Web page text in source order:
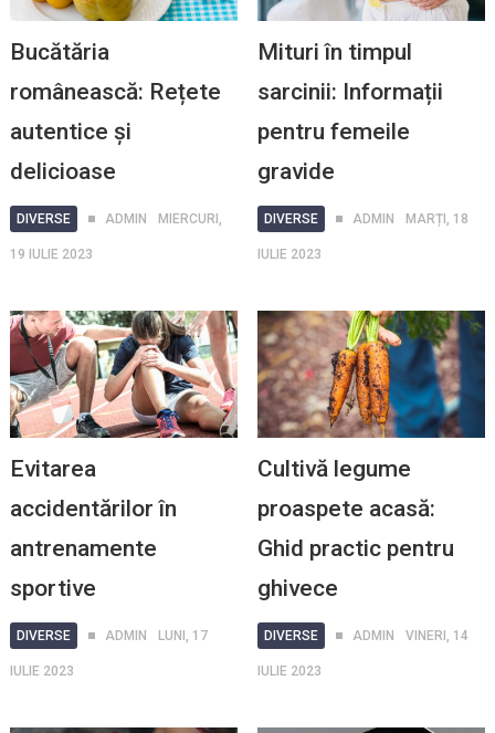
Bucătăria
românească: Rețete
autentice și
delicioase
DIVERSE ADMIN MIERCURI,
19 IULIE 2023
Mituri în timpul
sarcinii: Informații
pentru femeile
gravide
DIVERSE ADMIN MARȚI, 18
IULIE 2023
Evitarea
accidentărilor în
antrenamente
sportive
DIVERSE ADMIN LUNI, 17
IULIE 2023
Cultivă legume
proaspete acasă:
Ghid practic pentru
ghivece
DIVERSE ADMIN VINERI, 14
IULIE 2023